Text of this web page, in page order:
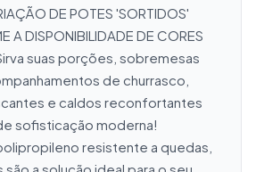
DE POTES 'SORTIDOS'
A DISPONIBILIDADE DE CORES
suas porções, sobremesas
de churrasco,
e caldos reconfortantes
sofisticação moderna!
resistente a quedas,